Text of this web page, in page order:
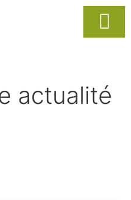
actualité